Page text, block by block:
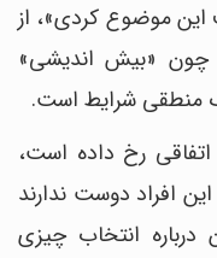
موضوع کردی»، از
چون «بیش اندیشی»
منطقی شرایط است.
رخ داده است،
افراد دوست ندارند
درباره انتخاب چیزی